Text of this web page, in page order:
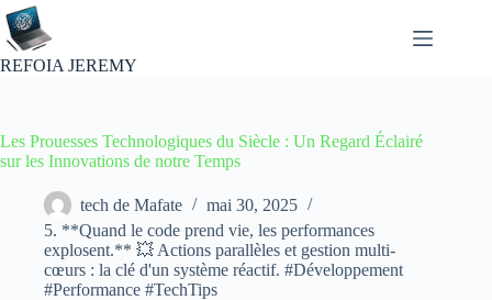
Passer
au
contenu
REFOIA JEREMY
Les Prouesses Technologiques du Siècle : Un Regard Éclairé
sur les Innovations de notre Temps
tech de Mafate
mai 30, 2025
5. **Quand le code prend vie, les performances
explosent.** 💥 Actions parallèles et gestion multi-
cœurs : la clé d'un système réactif. #Développement
#Performance #TechTips